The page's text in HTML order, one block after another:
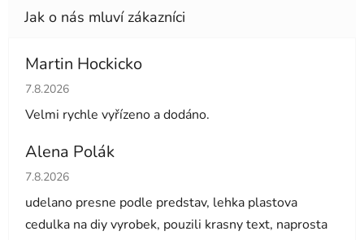
Martin Hockicko
Hodnocení obchodu je 5 z 5 hvězdiček.
7.8.2026
Velmi rychle vyřízeno a dodáno.
Alena Polák
Hodnocení obchodu je 5 z 5 hvězdiček.
7.8.2026
udelano presne podle predstav, lehka plastova
cedulka na diy vyrobek, pouzili krasny text, naprosta